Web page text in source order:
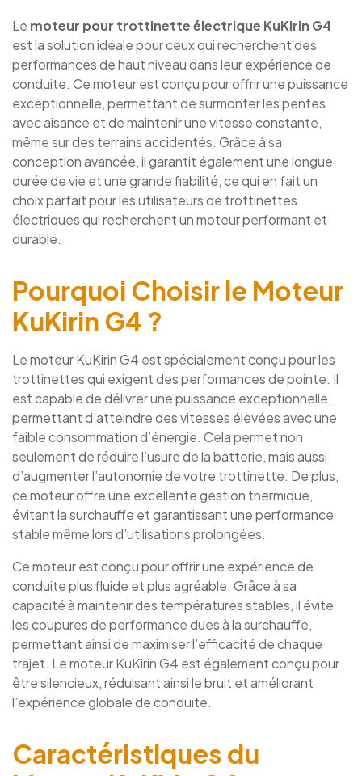
Le moteur pour trottinette électrique KuKirin G4
est la solution idéale pour ceux qui recherchent des
performances de haut niveau dans leur expérience de
conduite. Ce moteur est conçu pour offrir une puissance
exceptionnelle, permettant de surmonter les pentes
avec aisance et de maintenir une vitesse constante,
même sur des terrains accidentés. Grâce à sa
conception avancée, il garantit également une longue
durée de vie et une grande fiabilité, ce qui en fait un
choix parfait pour les utilisateurs de trottinettes
électriques qui recherchent un moteur performant et
durable.
Pourquoi Choisir le Moteur
KuKirin G4 ?
Le moteur KuKirin G4 est spécialement conçu pour les
trottinettes qui exigent des performances de pointe. Il
est capable de délivrer une puissance exceptionnelle,
permettant d’atteindre des vitesses élevées avec une
faible consommation d’énergie. Cela permet non
seulement de réduire l’usure de la batterie, mais aussi
d’augmenter l’autonomie de votre trottinette. De plus,
ce moteur offre une excellente gestion thermique,
évitant la surchauffe et garantissant une performance
stable même lors d’utilisations prolongées.
Ce moteur est conçu pour offrir une expérience de
conduite plus fluide et plus agréable. Grâce à sa
capacité à maintenir des températures stables, il évite
les coupures de performance dues à la surchauffe,
permettant ainsi de maximiser l’efficacité de chaque
trajet. Le moteur KuKirin G4 est également conçu pour
être silencieux, réduisant ainsi le bruit et améliorant
l’expérience globale de conduite.
Caractéristiques du